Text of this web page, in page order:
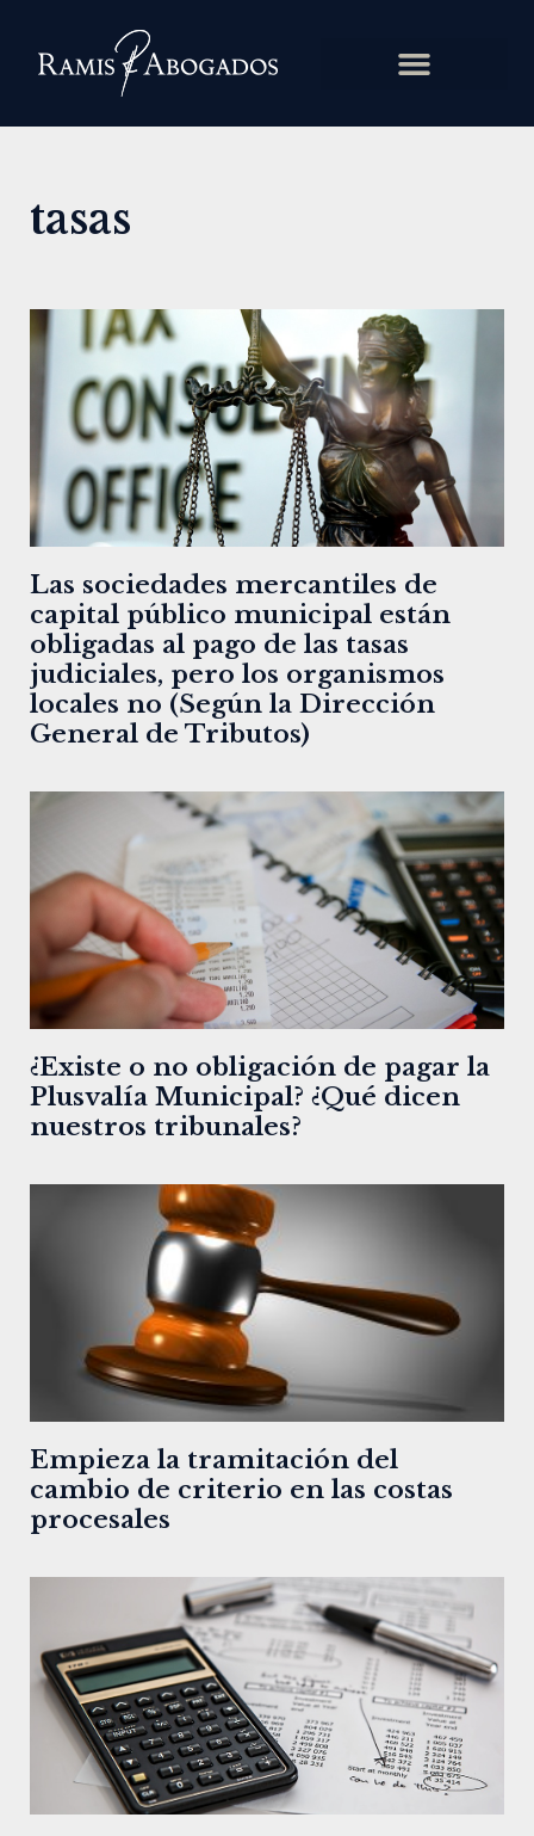
tasas
Las sociedades mercantiles de
capital público municipal están
obligadas al pago de las tasas
judiciales, pero los organismos
locales no (Según la Dirección
General de Tributos)
¿Existe o no obligación de pagar la
Plusvalía Municipal? ¿Qué dicen
nuestros tribunales?
Empieza la tramitación del
cambio de criterio en las costas
procesales